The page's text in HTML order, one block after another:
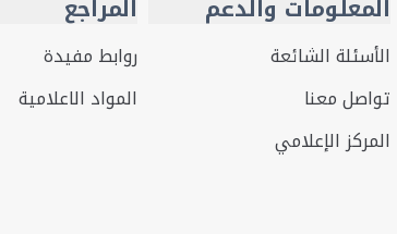
المعلومات والدعم
الأسئلة الشائعة
تواصل معنا
المركز الإعلامي
المراجع
روابط مفيدة
المواد الاعلامية